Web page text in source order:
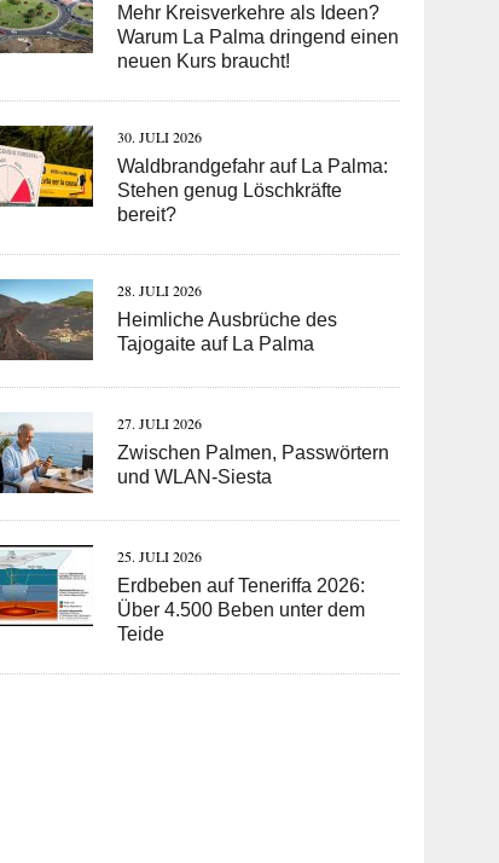
Mehr Kreisverkehre als Ideen?
Warum La Palma dringend einen
neuen Kurs braucht!
30. JULI 2026
Waldbrandgefahr auf La Palma:
Stehen genug Löschkräfte
bereit?
28. JULI 2026
Heimliche Ausbrüche des
Tajogaite auf La Palma
27. JULI 2026
Zwischen Palmen, Passwörtern
und WLAN-Siesta
25. JULI 2026
Erdbeben auf Teneriffa 2026:
Über 4.500 Beben unter dem
Teide